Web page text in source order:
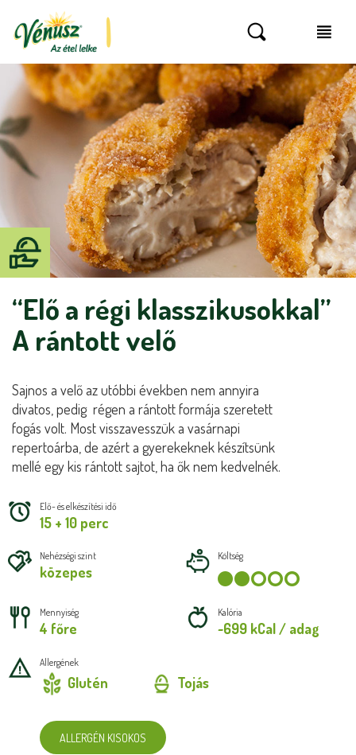
“Elő a régi klasszikusokkal”
A rántott velő
Sajnos a velő az utóbbi években nem annyira
divatos, pedig régen a rántott formája szeretett
fogás volt. Most visszavesszük a vasárnapi
repertoárba, de azért a gyerekeknek készítsünk
mellé egy kis rántott sajtot, ha ők nem kedvelnék.
Elő- és elkészítési idő
15 + 10 perc
Nehézségi szint
közepes
Költség
Mennyiség
4 főre
Kalória
~699 kCal / adag
Allergének
Glutén Tojás
ALLERGÉN KISOKOS